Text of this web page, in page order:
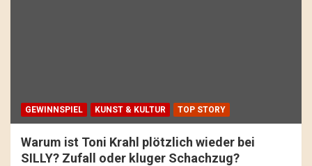
GEWINNSPIEL KUNST & KULTUR TOP STORY
Warum ist Toni Krahl plötzlich wieder bei
SILLY? Zufall oder kluger Schachzug?